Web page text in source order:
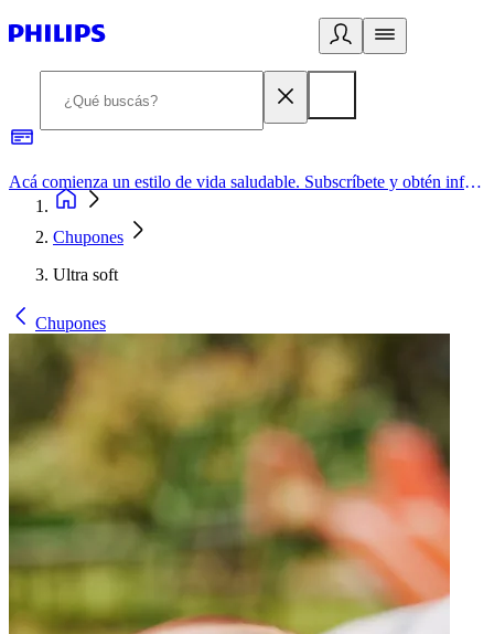
Acá comienza un estilo de vida saludable. Subscríbete y obtén información de primera mano
Chupones
Ultra soft
Chupones